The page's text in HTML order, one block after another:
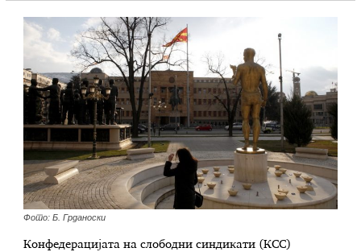
Фото: Б. Грданоски
Конфедерацијата на слободни синдикати (КСС)